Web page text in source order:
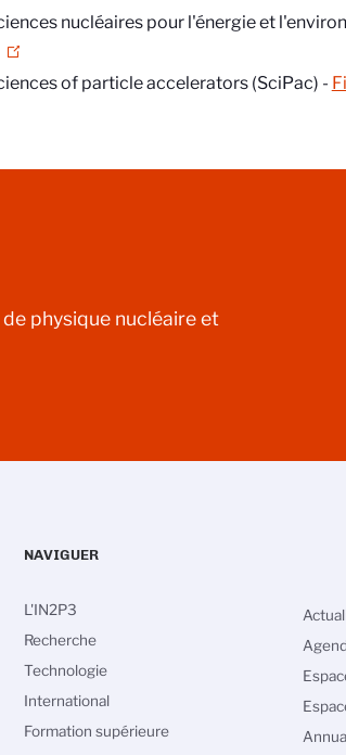
nucléaires pour l'énergie et
of particle accelerators (SciPac) -
physique nucléaire et
NAVIGUER
L'IN2P3
Recherche
Technologie
International
Formation supérieure